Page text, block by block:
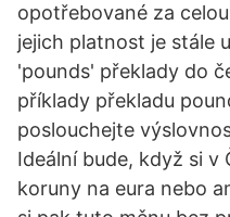
opotřebované za
jejich platnost je stále
'pounds' překlady do
příklady překladu
poslouchejte
Ideální bude, když si v
koruny na eura nebo